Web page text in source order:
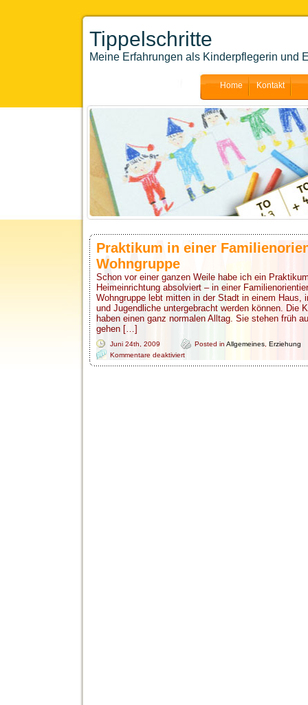
Tippelschritte
Meine Erfahrungen als Kinderpflegerin und
Home Kontakt
Praktikum in einer
Wohngruppe
Schon vor einer ganzen Weile habe ich ein
Heimeinrichtung absolviert – in einer
Wohngruppe lebt mitten in der Stadt in einem Haus,
und Jugendliche untergebracht werden können. Die
haben einen ganz normalen Alltag. Sie stehen früh
gehen […]
Juni 24th, 2009 Posted in Allgemeines Erziehung
Kommentare deaktiviertfür